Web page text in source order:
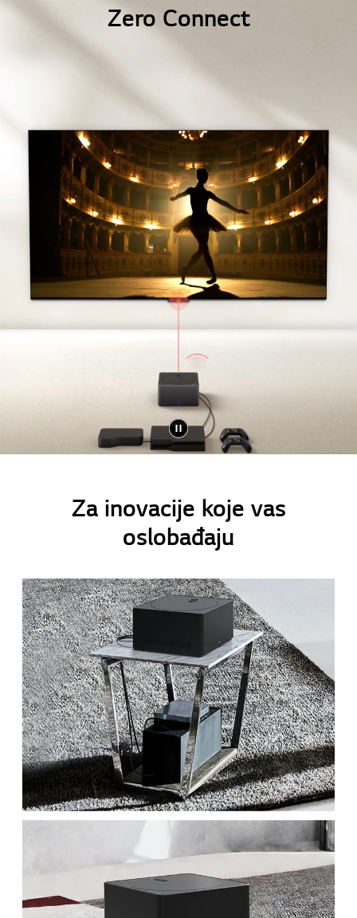
Zero Connect
Za inovacije koje vas
oslobađaju